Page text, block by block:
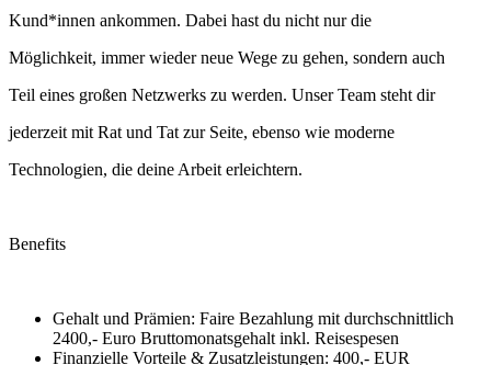
Kund*innen ankommen. Dabei hast du nicht nur die
Möglichkeit, immer wieder neue Wege zu gehen, sondern auch
Teil eines großen Netzwerks zu werden. Unser Team steht dir
jederzeit mit Rat und Tat zur Seite, ebenso wie moderne
Technologien, die deine Arbeit erleichtern.
Benefits
Gehalt und Prämien: Faire Bezahlung mit durchschnittlich
2400,- Euro Bruttomonatsgehalt inkl. Reisespesen
Finanzielle Vorteile & Zusatzleistungen: 400,- EUR